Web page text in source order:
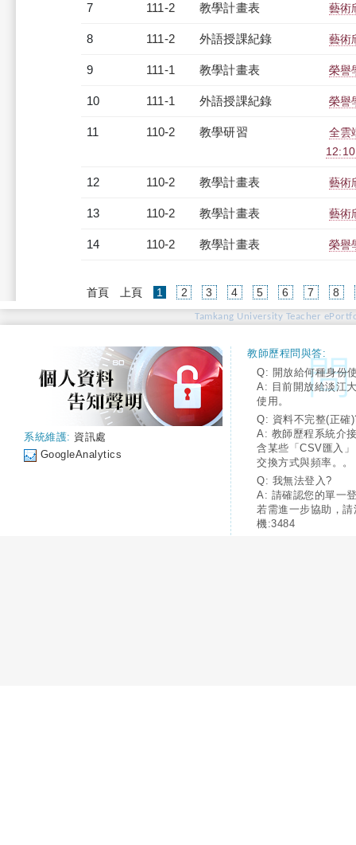
7 111-2 教學計畫表 藝術
8 111-2 外語授課紀錄 藝術
9 111-1 教學計畫表 榮譽
10 111-1 外語授課紀錄 榮譽
11 110-2 教學研習
全雲
12 110-2 教學計畫表 藝術
13 110-2 教學計畫表 藝術
14 110-2 教學計畫表 榮譽
首頁 上頁 1 (current)
2 3 4 5 6 7 8
Tamkang University Teacher
系統維護: 資訊處
GoogleAnalytics
教師歷程問與答:
Q: 開放給何種身份
A: 目前開放給淡江
使用。
Q: 資料不完整(正確
A: 教師歷程系統介
含某些「CSV匯入
交換方式與頻率。。
Q: 我無法登入?
A: 請確認您的單一
若需進一步協助，
機:3484